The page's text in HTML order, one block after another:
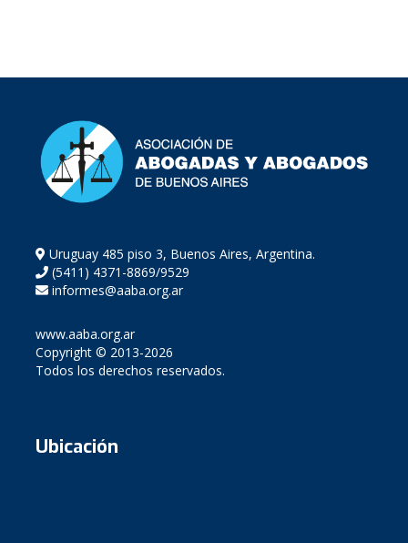
Uruguay 485 piso 3, Buenos Aires, Argentina.
(5411) 4371-8869/9529
informes@aaba.org.ar
www.aaba.org.ar
Copyright © 2013-2026
Todos los derechos reservados.
Ubicación